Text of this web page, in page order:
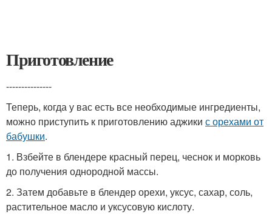
Приготовление
---------------
Теперь, когда у вас есть все необходимые ингредиенты,
можно приступить к приготовлению аджики с орехами от
бабушки.
1. Взбейте в блендере красный перец, чеснок и морковь
до получения однородной массы.
2. Затем добавьте в блендер орехи, уксус, сахар, соль,
растительное масло и уксусовую кислоту.